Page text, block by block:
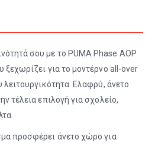
σου με το PUMA Phase AOP
ξεχωρίζει για το μοντέρνο all-over
λειτουργικότητα. Ελαφρύ, άνετο
τέλεια επιλογή για σχολείο,
προσφέρει άνετο χώρο για